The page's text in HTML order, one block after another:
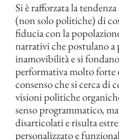
Si è rafforzata la
(non solo politiche) di
fiducia con la
narrativi che postulano
inamovibilità e si
performativa molto forte
consenso che si cerca di
visioni politiche
senso programmatico,
disarticolati e risulta
personalizzato e